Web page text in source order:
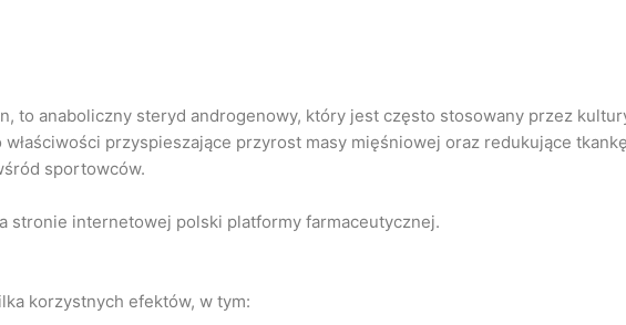
to anaboliczny steryd androgenowy, który jest często stosowany przez
przyspieszające przyrost masy mięśniowej oraz redukujące
sportowców.
stronie internetowej polski platformy farmaceutycznej.
korzystnych efektów, w tym: